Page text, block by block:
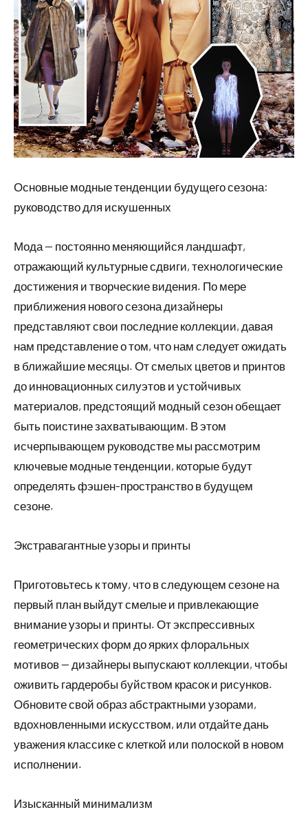
Основные модные тенденции будущего сезона:
руководство для искушенных
Мода — постоянно меняющийся ландшафт,
отражающий культурные сдвиги, технологические
достижения и творческие видения. По мере
приближения нового сезона дизайнеры
представляют свои последние коллекции, давая
нам представление о том, что нам следует ожидать
в ближайшие месяцы. От смелых цветов и принтов
до инновационных силуэтов и устойчивых
материалов, предстоящий модный сезон обещает
быть поистине захватывающим. В этом
исчерпывающем руководстве мы рассмотрим
ключевые модные тенденции, которые будут
определять фэшен-пространство в будущем
сезоне.
Экстравагантные узоры и принты
Приготовьтесь к тому, что в следующем сезоне на
первый план выйдут смелые и привлекающие
внимание узоры и принты. От экспрессивных
геометрических форм до ярких флоральных
мотивов — дизайнеры выпускают коллекции, чтобы
оживить гардеробы буйством красок и рисунков.
Обновите свой образ абстрактными узорами,
вдохновленными искусством, или отдайте дань
уважения классике с клеткой или полоской в новом
исполнении.
Изысканный минимализм